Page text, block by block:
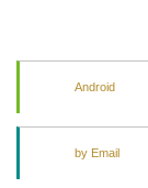
Android
by Email